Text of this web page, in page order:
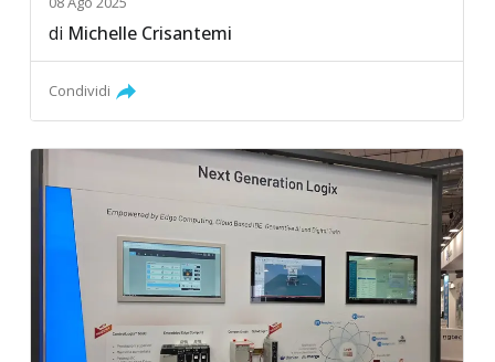
di Michelle Crisantemi
Condividi